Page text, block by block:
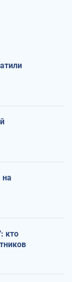
на
кто